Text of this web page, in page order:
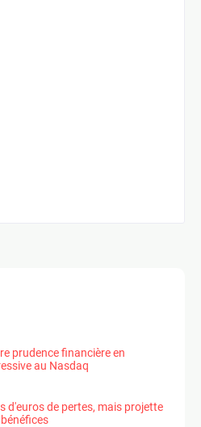
prudence financière en
au Nasdaq
d'euros de pertes, mais projette